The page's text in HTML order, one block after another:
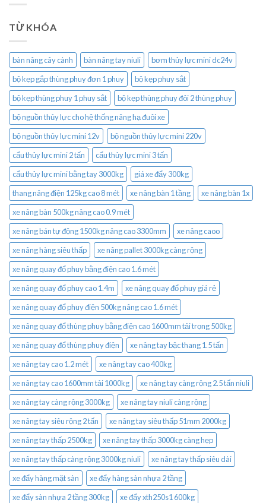
TỪ KHÓA
bàn nâng cây cành bàn nâng tay niuli
bơm thủy lực mini dc24v
bộ kẹp gắp thùng phuy đơn 1 phuy
bộ kẹp phuy sắt
bộ kẹp thùng phuy 1 phuy sắt
bộ kẹp thùng phuy đôi 2 thùng phuy
bộ nguồn thủy lực cho hệ thống nâng hạ đuôi xe
bộ nguồn thủy lực mini 12v
bộ nguồn thủy lực mini 220v
cẩu thủy lực mini 2 tấn
cẩu thủy lực mini 3 tấn
cẩu thủy lực mini bằng tay 3000kg
giá xe đẩy 300kg
thang nâng điện 125kg cao 8 mét
xe nâng bàn 1 tầng
xe nâng bàn 1x
xe nâng bàn 500kg nâng cao 0.9 mét
xe nâng bán tự động 1500kg nâng cao 3300mm
xe nâng caoo
xe nâng hàng siêu thấp
xe nâng pallet 3000kg càng rộng
xe nâng quay đổ phuy bằng điện cao 1.6 mét
xe nâng quay đổ phuy cao 1.4m
xe nâng quay đổ phuy giá rẻ
xe nâng quay đổ phuy điện 500kg nâng cao 1.6 mét
xe nâng quay đổ thùng phuy bằng điện cao 1600mm tải trọng 500kg
xe nâng quay đổ thùng phuy điện
xe nâng tay bậc thang 1.5 tấn
xe nâng tay cao 1.2 mét
xe nâng tay cao 400kg
xe nâng tay cao 1600mm tải 1000kg
xe nâng tay càng rộng 2.5 tấn niuli
xe nâng tay càng rộng 3000kg
xe nâng tay niuli càng rộng
xe nâng tay siêu rộng 2 tấn
xe nâng tay siêu thấp 51mm 2000kg
xe nâng tay thấp 2500kg
xe nâng tay thấp 3000kg càng hẹp
xe nâng tay thấp càng rộng 3000kg niuli
xe nâng tay thấp siêu dài
xe đẩy hàng mặt sàn
xe đẩy hàng sàn nhựa 2 tầng
xe đẩy sàn nhựa 2 tầng 300kg
xe đẩy xth250s1 600kg